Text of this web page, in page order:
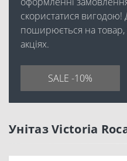
скористатися
поширюється на товар,
акціях.
SALE -10%
Унітаз Victoria